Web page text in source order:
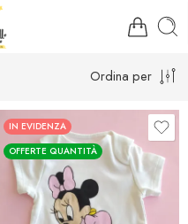
Ordina per
IN EVIDENZA
OFFERTE QUANTITÀ